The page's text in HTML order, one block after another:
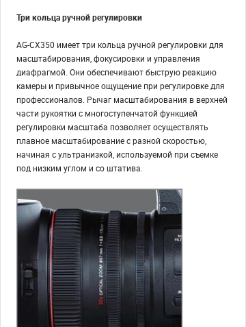
Три кольца ручной регулировки
AG-CX350 имеет три кольца ручной регулировки для
масштабирования, фокусировки и управления
диафрагмой. Они обеспечивают быструю реакцию
камеры и привычное ощущение при регулировке для
профессионалов. Рычаг масштабирования в верхней
части рукоятки с многоступенчатой функцией
регулировки масштаба позволяет осуществлять
плавное масштабирование с разной скоростью,
начиная с ультранизкой, используемой при съемке
под низким углом и со штатива.